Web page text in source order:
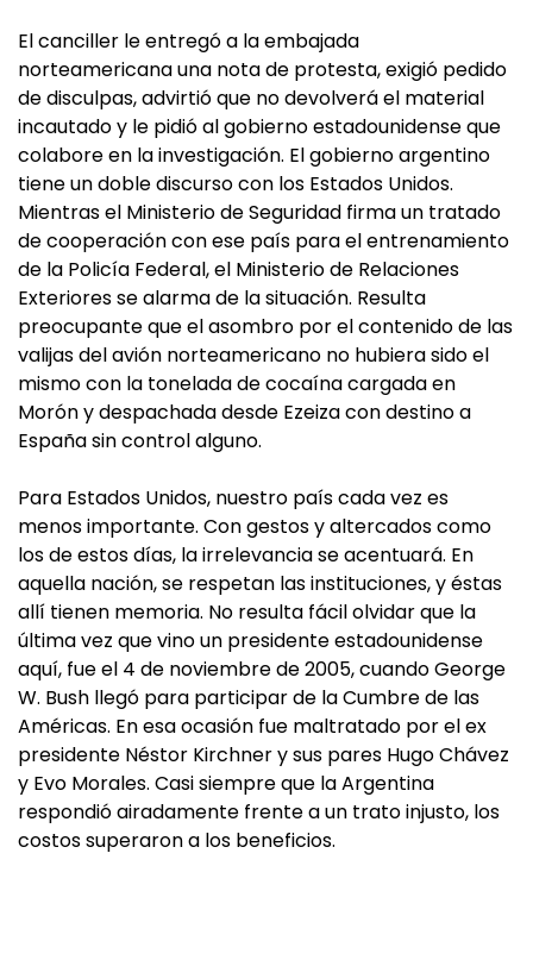
El canciller le entregó a la embajada
norteamericana una nota de protesta, exigió pedido
de disculpas, advirtió que no devolverá el material
incautado y le pidió al gobierno estadounidense que
colabore en la investigación. El gobierno argentino
tiene un doble discurso con los Estados Unidos.
Mientras el Ministerio de Seguridad firma un tratado
de cooperación con ese país para el entrenamiento
de la Policía Federal, el Ministerio de Relaciones
Exteriores se alarma de la situación. Resulta
preocupante que el asombro por el contenido de las
valijas del avión norteamericano no hubiera sido el
mismo con la tonelada de cocaína cargada en
Morón y despachada desde Ezeiza con destino a
España sin control alguno.
Para Estados Unidos, nuestro país cada vez es
menos importante. Con gestos y altercados como
los de estos días, la irrelevancia se acentuará. En
aquella nación, se respetan las instituciones, y éstas
allí tienen memoria. No resulta fácil olvidar que la
última vez que vino un presidente estadounidense
aquí, fue el 4 de noviembre de 2005, cuando George
W. Bush llegó para participar de la Cumbre de las
Américas. En esa ocasión fue maltratado por el ex
presidente Néstor Kirchner y sus pares Hugo Chávez
y Evo Morales. Casi siempre que la Argentina
respondió airadamente frente a un trato injusto, los
costos superaron a los beneficios.